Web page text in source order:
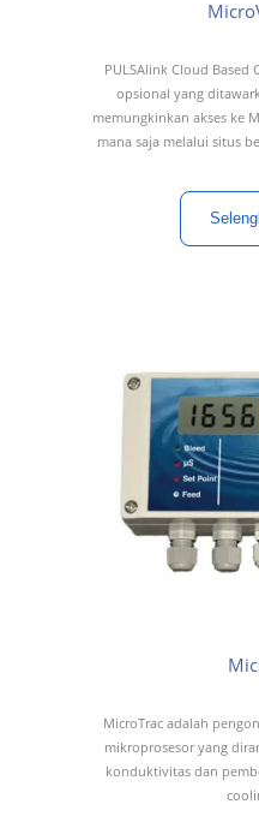
PULSAlink Cloud
opsional yang
memungkinkan akses ke
mana saja melalui situs
MicroTrac adalah
mikroprosesor yang
konduktivitas dan